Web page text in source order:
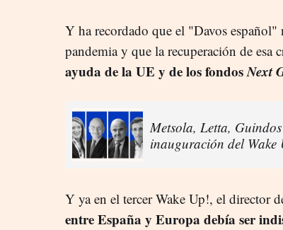
Y ha recordado que el "Davos
pandemia y que la recuperación de esa
ayuda de la UE y de los fondosNext
Metsola, Letta,
inauguración del Wake
Y ya en el tercer Wake Up!, el director
entre España y Europa debía ser